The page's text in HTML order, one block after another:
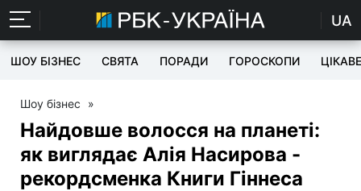
UA
ШОУ БІЗНЕС СВЯТА ПОРАДИ ГОРОСКОПИ ЦІКАВЕ
Шоу бізнес »
Найдовше волосся на планеті:
як виглядає Алія Насирова -
рекордсменка Книги Гіннеса